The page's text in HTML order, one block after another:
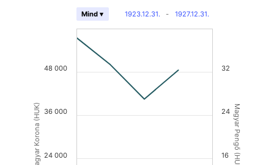
Magyar Korona (HUK) Magyar Pengő (HUP)
1923.12.31. - 1927.12.31.
Mind ▾
24 000
36 000
48 000
24
16
32